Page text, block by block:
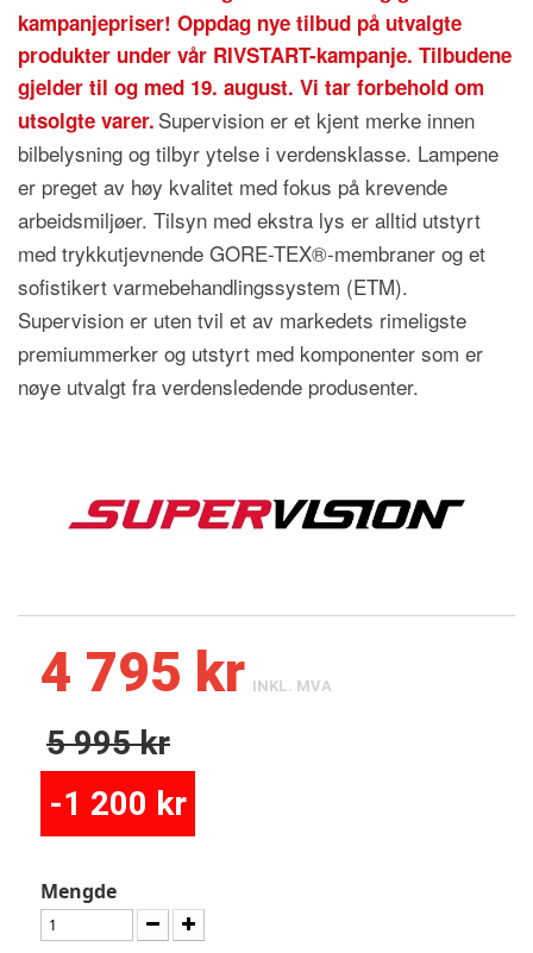
kampanjepriser! Oppdag nye tilbud på utvalgte
produkter under vår RIVSTART-kampanje. Tilbudene
gjelder til og med 19. august. Vi tar forbehold om
utsolgte varer. Supervision er et kjent merke innen
bilbelysning og tilbyr ytelse i verdensklasse. Lampene
er preget av høy kvalitet med fokus på krevende
arbeidsmiljøer. Tilsyn med ekstra lys er alltid utstyrt
med trykkutjevnende GORE-TEX®-membraner og et
sofistikert varmebehandlingssystem (ETM).
Supervision er uten tvil et av markedets rimeligste
premiummerker og utstyrt med komponenter som er
nøye utvalgt fra verdensledende produsenter.
4 795 kr INKL. MVA
5 995 kr
-1 200 kr
Mengde